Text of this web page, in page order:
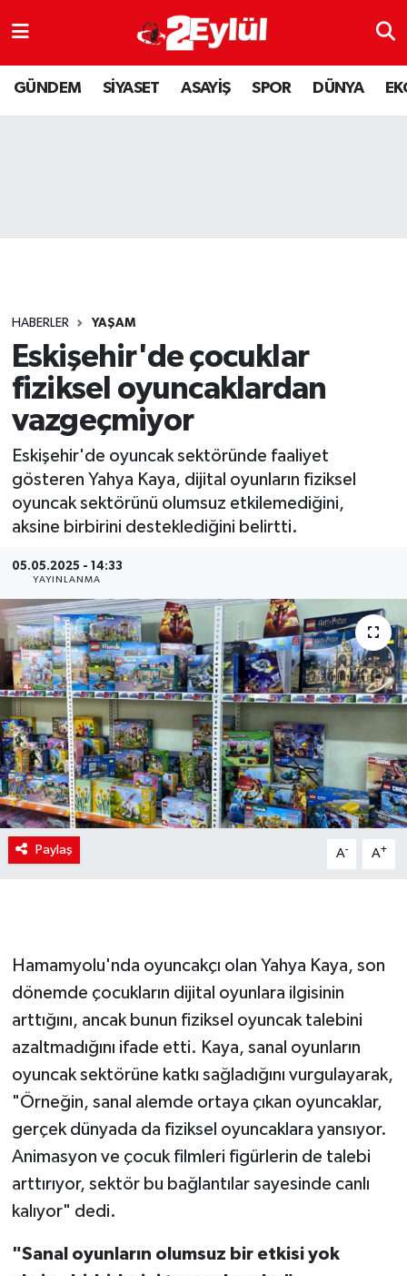
GÜNDEM SİYASET ASAYİŞ SPOR DÜNYA
HABERLER YAŞAM
Eskişehir'de çocuklar
fiziksel oyuncaklardan
vazgeçmiyor
Eskişehir'de oyuncak sektöründe faaliyet
gösteren Yahya Kaya, dijital oyunların fiziksel
oyuncak sektörünü olumsuz etkilemediğini,
aksine birbirini desteklediğini belirtti.
05.05.2025 - 14:33
YAYINLANMA
Paylaş A- A+
Hamamyolu'nda oyuncakçı olan Yahya Kaya, son
dönemde çocukların dijital oyunlara ilgisinin
arttığını, ancak bunun fiziksel oyuncak talebini
azaltmadığını ifade etti. Kaya, sanal oyunların
oyuncak sektörüne katkı sağladığını vurgulayarak,
"Örneğin, sanal alemde ortaya çıkan oyuncaklar,
gerçek dünyada da fiziksel oyuncaklara yansıyor.
Animasyon ve çocuk filmleri figürlerin de talebi
arttırıyor, sektör bu bağlantılar sayesinde canlı
kalıyor" dedi.
"Sanal oyunların olumsuz bir etkisi yok
ASAYİŞ
DÜNYA
SPOR
YAŞAM
Nöbetçi Eczaneler
Hava Durumu
Son Dakika Haberleri
Haber Arşivi